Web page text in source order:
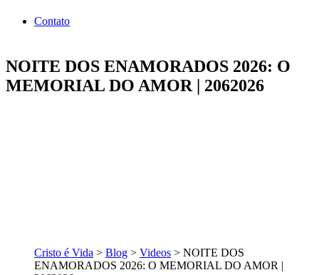
Contato
NOITE DOS ENAMORADOS 2026: O
MEMORIAL DO AMOR | 2062026
Cristo é Vida > Blog > Videos > NOITE DOS
ENAMORADOS 2026: O MEMORIAL DO AMOR |